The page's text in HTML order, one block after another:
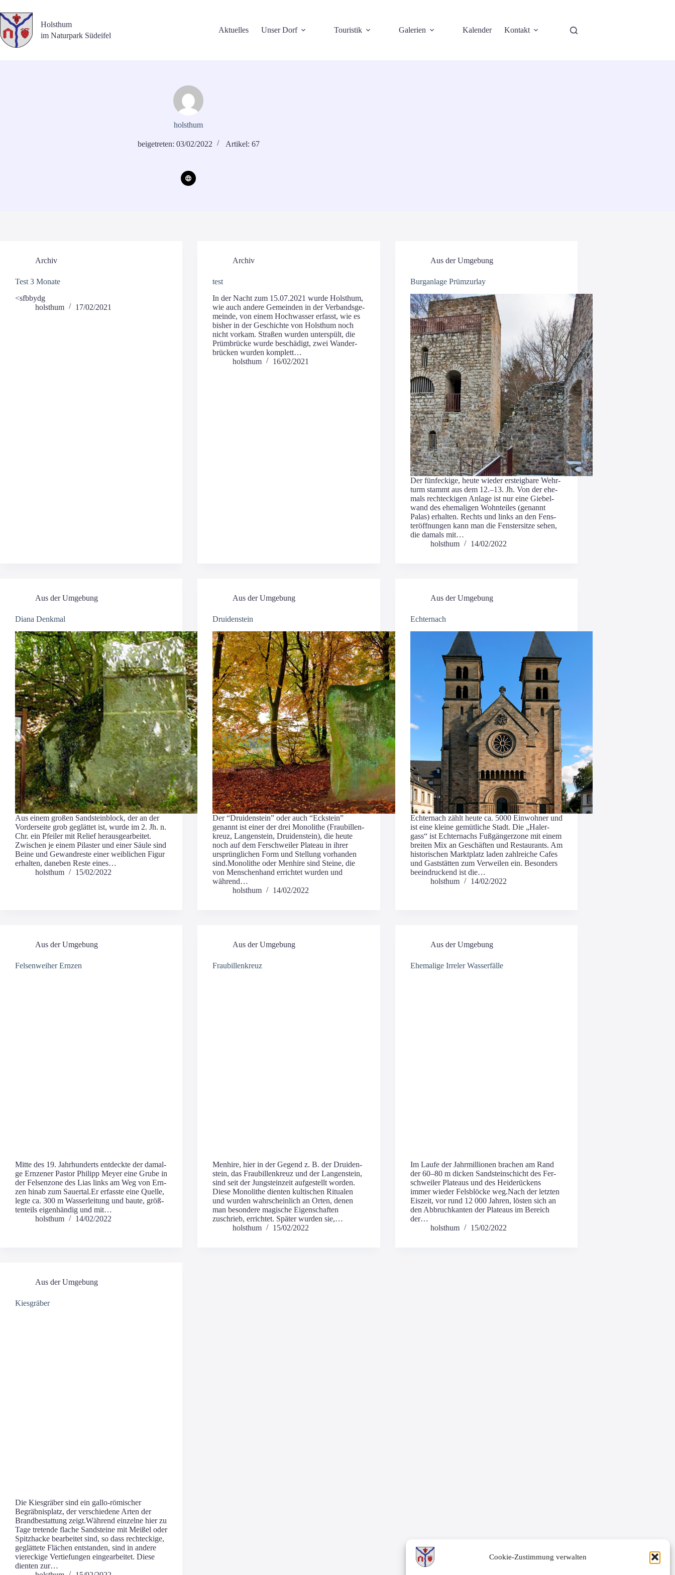
Cookie-Zustimmung verwalten
Inhalt
springen
Holsthum
im Naturpark Südeifel
Aktuelles Unser Dorf Touristik Galerien Kalender Kontakt
holsthum
beigetreten: 03/02/2022 Artikel: 67
Archiv
Test 3 Monate
<sfbbydg
holsthum
17/02/2021
Archiv
test
In der Nacht zum 15.07.2021 wur­de Holst­hum,
wie auch ande­re Gemein­den in der Ver­bands­ge­
mein­de, von einem Hoch­was­ser erfasst, wie es
bis­her in der Geschich­te von Holst­hum noch
nicht vor­kam. Stra­ßen wur­den unter­spült, die
Prüm­brü­cke wur­de beschä­digt, zwei Wan­der­
brü­cken wur­den komplett…
holsthum
16/02/2021
Aus der Umgebung
Burganlage Prümzurlay
Der fünf­ecki­ge, heu­te wie­der ersteig­ba­re Wehr­
turm stammt aus dem 12.–13. Jh. Von der ehe­
mals recht­ecki­gen Anla­ge ist nur eine Gie­bel­
wand des ehe­ma­li­gen Wohn­tei­les (genannt
Palas) erhal­ten. Rechts und links an den Fens­
ter­öff­nun­gen kann man die Fens­ter­sit­ze sehen,
die damals mit…
holsthum
14/02/2022
Aus der Umgebung
Diana Denkmal
Aus einem gro­ßen Sand­stein­block, der an der
Vor­der­sei­te grob geglät­tet ist, wur­de im 2. Jh. n.
Chr. ein Pfei­ler mit Reli­ef her­aus­ge­ar­bei­tet.
Zwi­schen je einem Pilas­ter und einer Säu­le sind
Bei­ne und Gewand­res­te einer weib­li­chen Figur
erhal­ten, dane­ben Res­te eines…
holsthum
15/02/2022
Aus der Umgebung
Druidenstein
Der “Drui­den­stein” oder auch “Eck­stein”
genannt ist einer der drei Mono­li­the (Frau­bil­len­
kreuz, Lan­gen­stein, Drui­den­stein), die heu­te
noch auf dem Fer­sch­wei­ler Pla­teau in ihrer
ursprüng­li­chen Form und Stel­lung vor­han­den
sind.Mono­li­the oder Menhi­re sind Stei­ne, die
von Men­schen­hand errich­tet wur­den und
während…
holsthum
14/02/2022
Aus der Umgebung
Echternach
Ech­ter­nach zählt heu­te ca. 5000 Ein­woh­ner und
ist eine klei­ne gemüt­li­che Stadt. Die „Haler­
gass“ ist Ech­ter­nachs Fuß­gän­ger­zo­ne mit einem
brei­ten Mix an Geschäf­ten und Restau­rants. Am
his­to­ri­schen Markt­platz laden zahl­rei­che Cafes
und Gast­stät­ten zum Ver­wei­len ein. Beson­ders
beein­dru­ckend ist die…
holsthum
14/02/2022
Aus der Umgebung
Felsenweiher Ernzen
Mit­te des 19. Jahr­hun­derts ent­deck­te der dam­al­
ge Ern­ze­ner Pas­tor Phil­ipp Mey­er eine Gru­be in
der Fel­sen­zo­ne des Lias links am Weg von Ern­
zen hin­ab zum Sau­er­tal.Er erfass­te eine Quel­le,
leg­te ca. 300 m Was­ser­lei­tung und bau­te, größ­
ten­teils eigen­hän­dig und mit…
holsthum
14/02/2022
Aus der Umgebung
Fraubillenkreuz
Menhi­re, hier in der Gegend z. B. der Drui­den­
stein, das Frau­bil­len­kreuz und der Lan­gen­stein,
sind seit der Jung­stein­zeit auf­ge­stellt wor­den.
Die­se Mono­li­the dien­ten kul­ti­schen Ritua­len
und wur­den wahr­schein­lich an Orten, denen
man beson­de­re magi­sche Eigen­schaf­ten
zuschrieb, errich­tet. Spä­ter wur­den sie,…
holsthum
15/02/2022
Aus der Umgebung
Ehemalige Irreler Wasserfälle
Im Lau­fe der Jahr­mil­lio­nen bra­chen am Rand
der 60–80 m dicken Sand­stein­schicht des Fer­
sch­wei­ler Pla­teaus und des Hei­de­rü­ckens
immer wie­der Fels­blö­cke weg.Nach der letz­ten
Eis­zeit, vor rund 12 000 Jah­ren, lös­ten sich an
den Abbruch­kan­ten der Pla­teaus im Bereich
der…
holsthum
15/02/2022
Aus der Umgebung
Kiesgräber
Die Kies­grä­ber sind ein gal­­lo-römi­­scher
Begräb­nis­platz, der ver­schie­de­ne Arten der
Brand­be­stat­tung zeigt.Wäh­rend ein­zel­ne hier zu
Tage tre­ten­de fla­che Sand­stei­ne mit Mei­ßel oder
Spitz­ha­cke bear­bei­tet sind, so dass recht­ecki­ge,
geglät­te­te Flä­chen ent­stan­den, sind in ande­re
vier­ecki­ge Ver­tie­fun­gen ein­ge­ar­bei­tet. Die­se
dien­ten zur…